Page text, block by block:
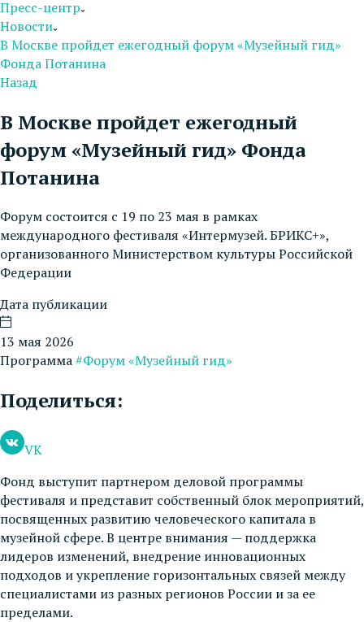
Пресс-центр
Новости
В Москве пройдет ежегодный форум «Музейный гид»
Фонда Потанина
Назад
В Москве пройдет ежегодный
форум «Музейный гид» Фонда
Потанина
Форум состоится c 19 по 23 мая в рамках
международного фестиваля «Интермузей. БРИКС+»,
организованного Министерством культуры Российской
Федерации
Дата публикации
13 мая 2026
Программа#Форум «Музейный гид»
Поделиться:
VK
Фонд выступит партнером деловой программы
фестиваля и представит собственный блок мероприятий,
посвященных развитию человеческого капитала в
музейной сфере. В центре внимания — поддержка
лидеров изменений, внедрение инновационных
подходов и укрепление горизонтальных связей между
специалистами из разных регионов России и за ее
пределами.